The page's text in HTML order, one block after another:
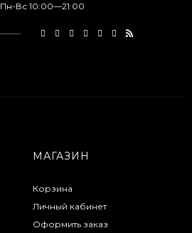
Пн-Вс 10:00—21:00
МАГАЗИН
Корзина
Личный кабинет
Оформить заказ